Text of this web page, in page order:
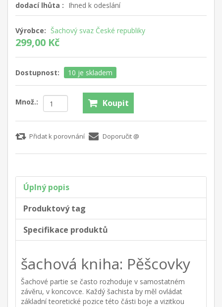
dodací lhůta : Ihned k odeslání
Výrobce: Šachový svaz České republiky
299,00 Kč
Dostupnost: 10 je skladem
Množ.: Koupit
Přidat k porovnání Doporučit @
Úplný popis
Produktový tag
Specifikace produktů
šachová kniha: Pěšcovky
Šachové partie se často rozhoduje v samostatném
závěru, v koncovce. Každý šachista by měl ovládat
základní teoretické pozice této části boje a vizitkou